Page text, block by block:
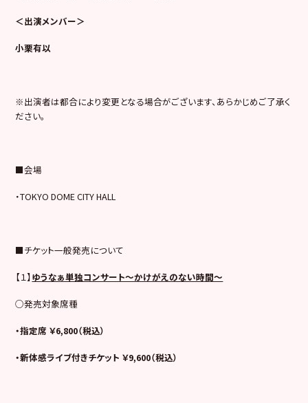
＜出演メンバー＞
小栗有以
※出演者は都合により変更となる場合がございます、あらかじめご了承く
ださい。
■会場
・TOKYO DOME CITY HALL
■チケット一般発売について
【１】ゆうなぁ単独コンサート～かけがえのない時間～
○発売対象席種
・指定席 ￥6,800（税込）
・新体感ライブ付きチケット ￥9,600（税込）